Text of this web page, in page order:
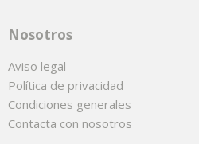
Nosotros
Aviso legal
Política de privacidad
Condiciones generales
Contacta con nosotros